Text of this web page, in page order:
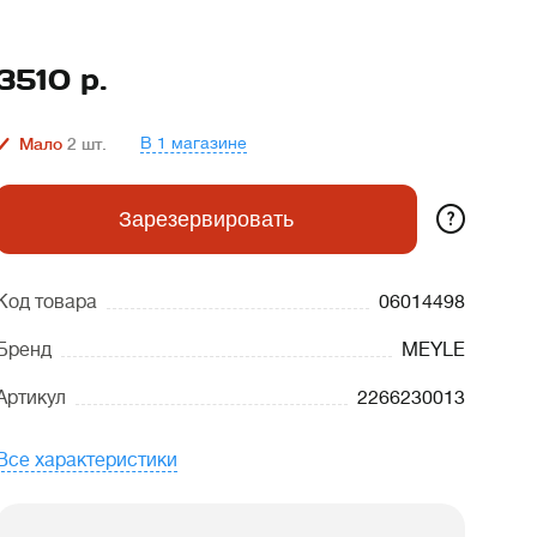
р.
Мало 2 шт. В 1 магазине
Зарезервировать ?
товара 06014498
MEYLE
2266230013
характеристики